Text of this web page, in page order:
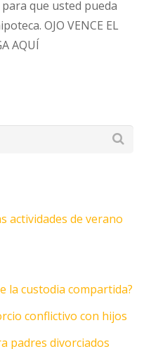
que usted pueda
OJO VENCE EL
AQUÍ
actividades de verano
la custodia compartida?
conflictivo con hijos
padres divorciados